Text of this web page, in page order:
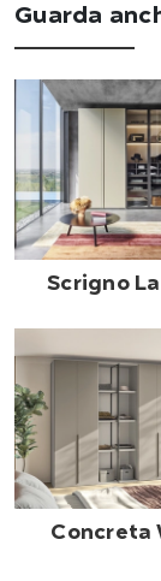
Guarda
Scrigno
Concreta